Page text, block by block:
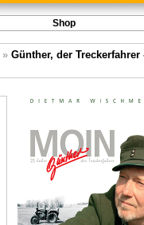
Shop
» Günther, der Treckerfahrer